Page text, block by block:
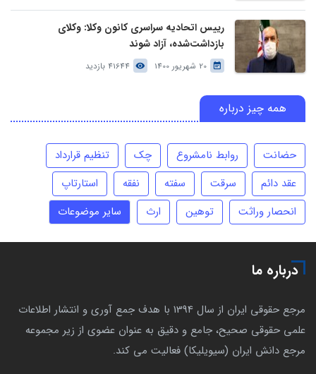
رییس اتحادیه سراسری کانون وکلا: وکلای
بازداشت‌شده، آزاد شوند
20 شهریور 1400 41644 بازدید
همه چیز درباره
حضانت روابط نامشروع چک
تنظیم قرارداد
عقد دائم
سرقت سفته نفقه
استارتاپ
انحصار وراثت
توهین ارث سایر موضوعات
درباره ما
مرجع حقوقی ایران از سال 1394 با هدف جمع آوری و انتشار اطلاعات
علمی حقوقی صحیح، جامع و دقیق به عنوان عضوی از زیر مجموعه
مرجع دانش ایران (سیویلیکا) فعالیت می کند.